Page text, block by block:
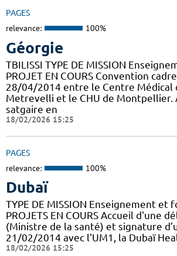
PAGES
relevance: 100%
Géorgie
TBILISSI TYPE DE MISSION
PROJET EN COURS Convention
28/04/2014 entre le Centre Médical
Metrevelli et le CHU de Montpellier.
satgaire en
18/02/2026 15:25
PAGES
relevance: 100%
Dubaï
TYPE DE MISSION Enseignement et
PROJETS EN COURS Accueil d'une
(Ministre de la santé) et signature
21/02/2014 avec l'UM1, la Dubaï
18/02/2026 15:25